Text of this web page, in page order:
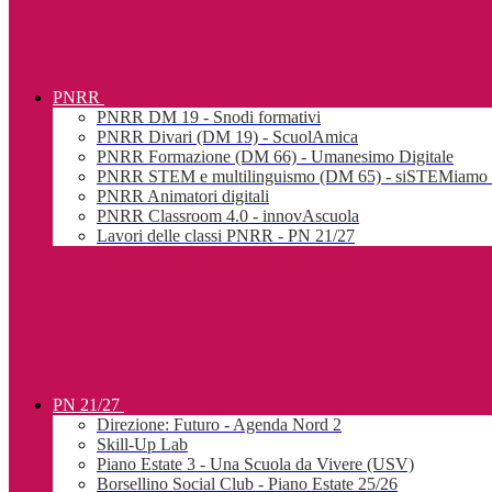
PNRR
PNRR DM 19 - Snodi formativi
PNRR Divari (DM 19) - ScuolAmica
PNRR Formazione (DM 66) - Umanesimo Digitale
PNRR STEM e multilinguismo (DM 65) - siSTEMiamo
PNRR Animatori digitali
PNRR Classroom 4.0 - innovAscuola
Lavori delle classi PNRR - PN 21/27
PN 21/27
Direzione: Futuro - Agenda Nord 2
Skill-Up Lab
Piano Estate 3 - Una Scuola da Vivere (USV)
Borsellino Social Club - Piano Estate 25/26